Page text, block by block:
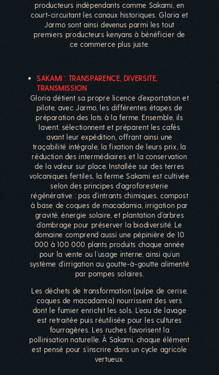
producteurs indépendants comme Sakami, en
court-circuitant les canaux historiques. Gloria et
Jarmo sont ainsi devenus parmi les tout
premiers producteurs kenyans à bénéficier de
ce commerce plus juste.
SAKAMI : TRANSPARENCE, DIVERSITE,
TRANSMISSION
Gloria détient sa propre licence d’exportation et
pilote, avec Jarmo, les différentes étapes de
préparation des lots à la ferme. Ensemble, ils
lavent, sélectionnent et préparent les cafés
avant leur expédition, offrant ainsi une
traçabilité intégrale, la fixation de leurs prix, la
réduction des intermédiaires et la conservation
de la valeur sur place. Installée sur des terres
volcaniques fertiles, la ferme Sakami est cultivée
selon des principes d’agroforesterie
régénérative : pas d’intrants chimiques, compost
à base de coques de macadamia, irrigation par
gravité, énergie solaire, et plantation d’arbres
d’ombrage pour préserver la biodiversité. Le
domaine comprend aussi une pépinière de 10
000 à 100 000 plants produits chaque année
pour la vente ou l’usage interne, ainsi qu’un
système d’irrigation au goutte-à-goutte alimenté
par pompes solaires.
Les déchets de transformation (pulpe de cerise,
coques de macadamia) nourrissent des vers
dont le fumier enrichit les sols. L’eau de lavage
est retraitée puis réutilisée pour les cultures
fourragères. Les ruches favorisent la
pollinisation naturelle. À Sakami, chaque élément
est pensé pour s’inscrire dans un cycle agricole
vertueux.